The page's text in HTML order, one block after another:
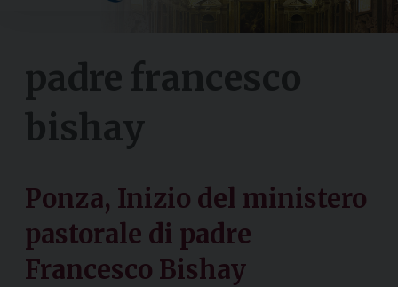
padre francesco
bishay
Ponza, Inizio del ministero
pastorale di padre
Francesco Bishay